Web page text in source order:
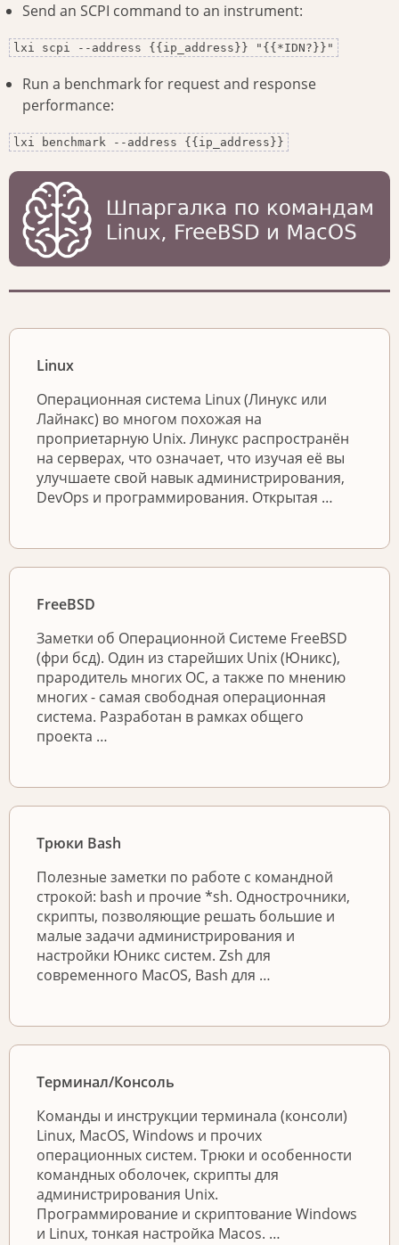
Send an SCPI command to an instrument:
lxi scpi --address {{ip_address}} "{{*IDN?}}"
Run a benchmark for request and response
performance:
lxi benchmark --address {{ip_address}}
Linux
Операционная система Linux (Линукс или
Лайнакс) во многом похожая на
проприетарную Unix. Линукс распространён
на серверах, что означает, что изучая её вы
улучшаете свой навык администрирования,
DevOps и программирования. Открытая …
FreeBSD
Заметки об Операционной Системе FreeBSD
(фри бсд). Один из старейших Unix (Юникс),
прародитель многих ОС, а также по мнению
многих - самая свободная операционная
система. Разработан в рамках общего
проекта …
Трюки Bash
Полезные заметки по работе с командной
строкой: bash и прочие *sh. Однострочники,
скрипты, позволяющие решать большие и
малые задачи администрирования и
настройки Юникс систем. Zsh для
современного MacOS, Bash для …
Терминал/Консоль
Команды и инструкции терминала (консоли)
Linux, MacOS, Windows и прочих
операционных систем. Трюки и особенности
командных оболочек, скрипты для
администрирования Unix.
Программирование и скриптование Windows
и Linux, тонкая настройка Macos. …